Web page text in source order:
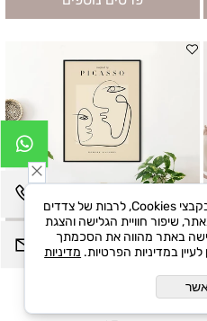
תמונת קיר מינימליסטית –
זוג פנים מופשטות
לידיעתך, באתרנו נעשה שימוש בקבצי Cookies, לרבות של צדדים
שיפור חוויית הגלישה והצגת
באתר מהווה את הסכמתך
במדיניות הפרטיות. מדיניות